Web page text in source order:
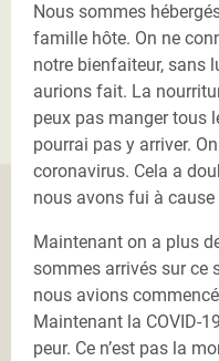
Nous sommes
famille hôte. On ne
notre bienfaiteur, sans
aurions fait. La
peux pas manger tous
pourrai pas y arriver.
coronavirus. Cela a
nous avons fui à
Maintenant on a plus
sommes arrivés sur ce
nous avions
Maintenant la COVID-
peur. Ce n’est pas la